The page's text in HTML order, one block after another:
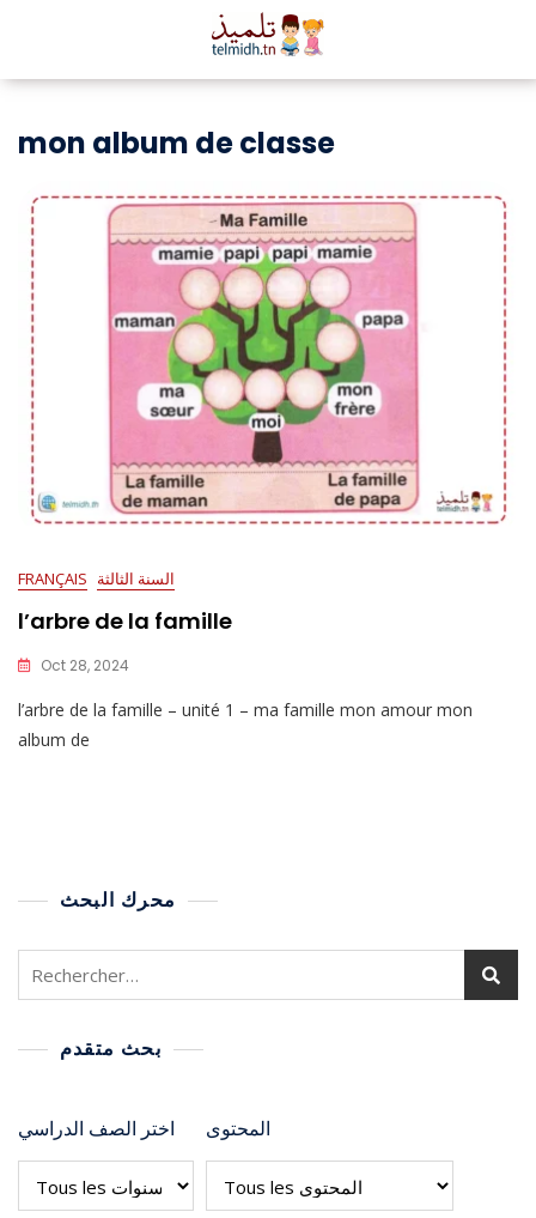
mon album de classe
FRANÇAIS السنة الثالثة
l’arbre de la famille
Oct 28, 2024
l’arbre de la famille – unité 1 – ma famille mon amour mon
album de
محرك البحث
بحث متقدم
اختر الصف الدراسي المحتوى